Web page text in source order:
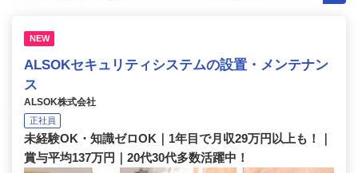
NEW
ALSOKセキュリティシステムの設置・メンテナン
ス
ALSOK株式会社
正社員
未経験OK・知識ゼロOK｜1年目で月収29万円以上も！｜
賞与平均137万円｜20代30代多数活躍中！